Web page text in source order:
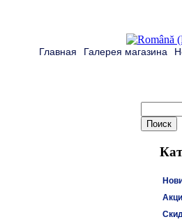
Главная Галерея магазина